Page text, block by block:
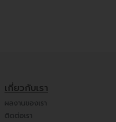
เกี่ยวกับเรา
ผลงานของเรา
ติดต่อเรา